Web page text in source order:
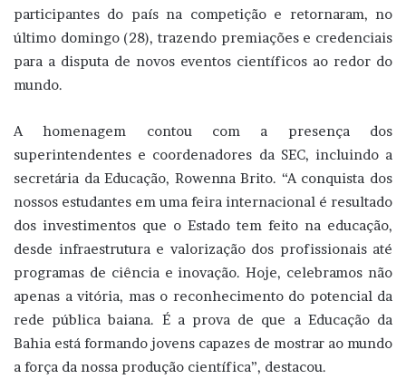
participantes do país na competição e retornaram, no
último domingo (28), trazendo premiações e credenciais
para a disputa de novos eventos científicos ao redor do
mundo.
A homenagem contou com a presença dos
superintendentes e coordenadores da SEC, incluindo a
secretária da Educação, Rowenna Brito. “A conquista dos
nossos estudantes em uma feira internacional é resultado
dos investimentos que o Estado tem feito na educação,
desde infraestrutura e valorização dos profissionais até
programas de ciência e inovação. Hoje, celebramos não
apenas a vitória, mas o reconhecimento do potencial da
rede pública baiana. É a prova de que a Educação da
Bahia está formando jovens capazes de mostrar ao mundo
a força da nossa produção científica”, destacou.